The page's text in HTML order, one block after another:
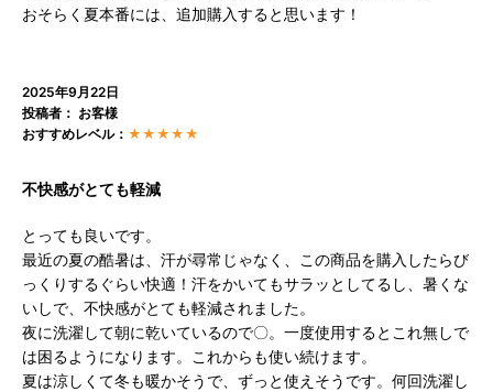
おそらく夏本番には、追加購入すると思います！
2025年9月22日
投稿者： お客様
おすすめレベル： ★★★★★
不快感がとても軽減
とっても良いです。
最近の夏の酷暑は、汗が尋常じゃなく、この商品を購入したらび
っくりするぐらい快適！汗をかいてもサラッとしてるし、暑くな
いしで、不快感がとても軽減されました。
夜に洗濯して朝に乾いているので〇。一度使用するとこれ無しで
は困るようになります。これからも使い続けます。
夏は涼しくて冬も暖かそうで、ずっと使えそうです。何回洗濯し